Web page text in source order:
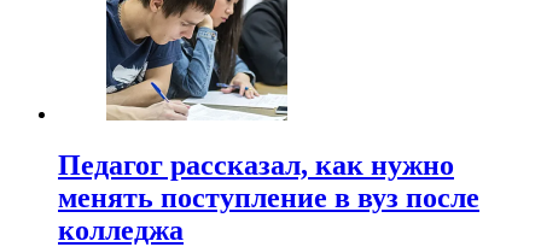
Педагог рассказал, как нужно
менять поступление в вуз после
колледжа